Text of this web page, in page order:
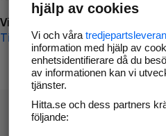
Vi beklagar besväret!
Till startsidan
hjälp av cookies
Vi och våra
information med hjälp av
enhetsidentifierare då du
av informationen kan vi
tjänster.
Hitta.se och dess partners
följande: